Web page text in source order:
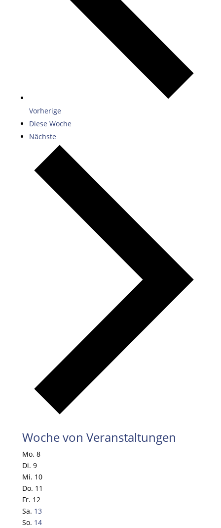
Vorherige
Diese Woche
Nächste
Woche von Veranstaltungen
Mo. 8
Di. 9
Mi. 10
Do. 11
Fr. 12
Sa. 13
So. 14